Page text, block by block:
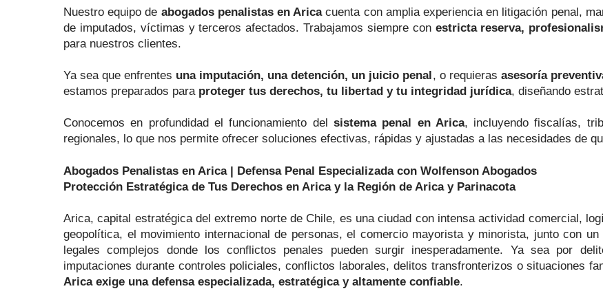
Nuestro equipo de abogados penalistas en Aricacuenta con amplia experiencia en litigación penal,
de imputados, víctimas y terceros afectados. Trabajamos siempre con estricta reserva,
para nuestros clientes.
Ya sea que enfrentes una imputación, una detención, un juicio penal, o requieras asesoría
estamos preparados para proteger tus derechos, tu libertad y tu integridad jurídica, diseñando
Conocemos en profundidad el funcionamiento del sistema penal en Arica, incluyendo fiscalías,
regionales, lo que nos permite ofrecer soluciones efectivas, rápidas y ajustadas a las necesidades de
Abogados Penalistas en Arica | Defensa Penal Especializada con Wolfenson Abogados
Protección Estratégica de Tus Derechos en Arica y la Región de Arica y Parinacota
Arica, capital estratégica del extremo norte de Chile, es una ciudad con intensa actividad comercial,
geopolítica, el movimiento internacional de personas, el comercio mayorista y minorista, junto con
legales complejos donde los conflictos penales pueden surgir inesperadamente. Ya sea por
imputaciones durante controles policiales, conflictos laborales, delitos transfronterizos o situaciones
Arica exige una defensa especializada, estratégica y altamente confiable.